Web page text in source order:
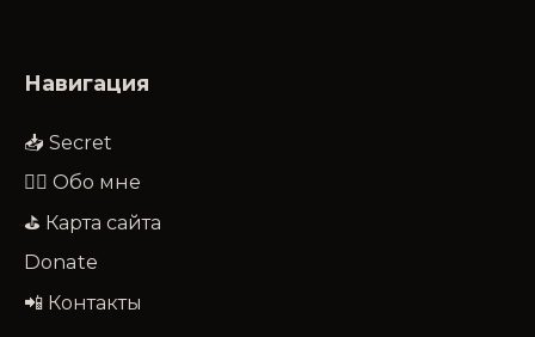
Навигация
📥 Secret
🧔‍♂️ Обо мне
⛳ Карта сайта
Donate
📲 Контакты